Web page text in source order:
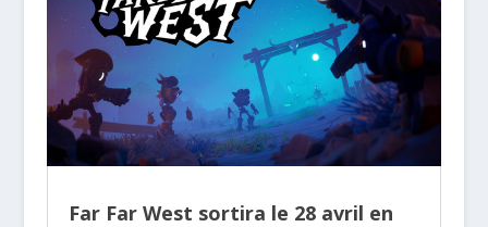
Far Far West sortira le 28 avril en